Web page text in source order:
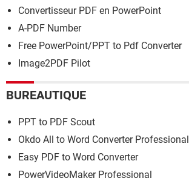
Convertisseur PDF en PowerPoint
A-PDF Number
Free PowerPoint/PPT to Pdf Converter
Image2PDF Pilot
BUREAUTIQUE
PPT to PDF Scout
Okdo All to Word Converter Professional
Easy PDF to Word Converter
PowerVideoMaker Professional